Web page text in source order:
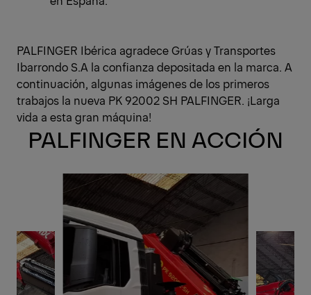
PALFINGER Ibérica agradece Grúas y Transportes
Ibarrondo S.A la confianza depositada en la marca. A
continuación, algunas imágenes de los primeros
trabajos la nueva PK 92002 SH PALFINGER. ¡Larga
vida a esta gran máquina!
PALFINGER EN ACCIÓN